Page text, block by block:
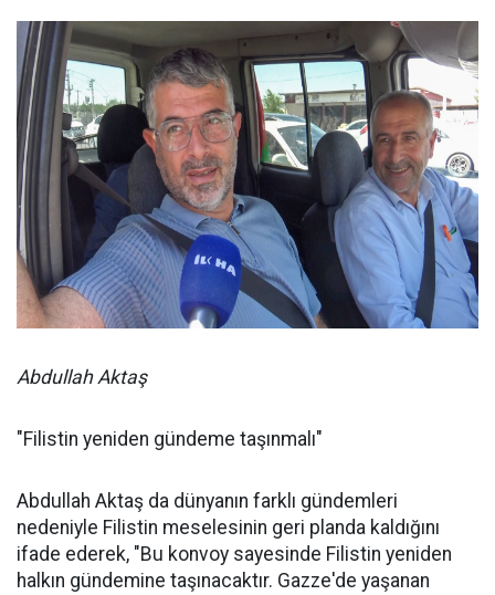
Abdullah Aktaş
"Filistin yeniden gündeme taşınmalı"
Abdullah Aktaş da dünyanın farklı gündemleri
nedeniyle Filistin meselesinin geri planda kaldığını
ifade ederek, "Bu konvoy sayesinde Filistin yeniden
halkın gündemine taşınacaktır. Gazze'de yaşanan